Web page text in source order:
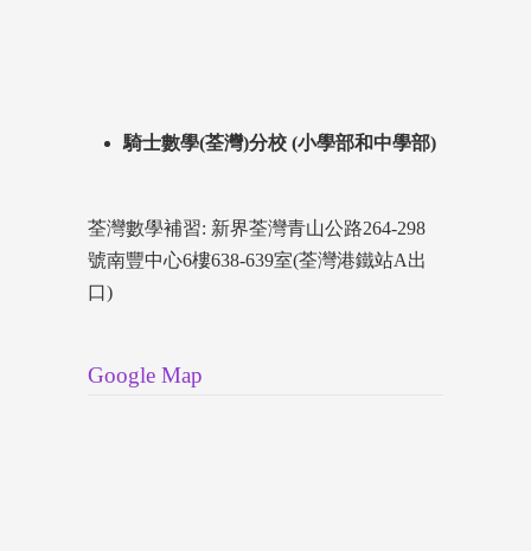
騎士數學(荃灣)分校 (小學部和中學部)
荃灣數學補習: 新界荃灣青山公路264-298
號南豐中心6樓638-639室(荃灣港鐵站A出
口)
Google Map